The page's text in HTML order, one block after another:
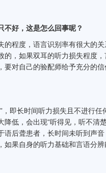
不好，这是怎么回事呢？
的程度，语言识别率有很大的
的，如果双耳的听力损失程度
要对自己的验配师给予充分的
，即长时间听力损失且不进行
降低，会出现“听得见，听不清
语后聋患者，长时间未听到声
如果自身的听力基础和言语分